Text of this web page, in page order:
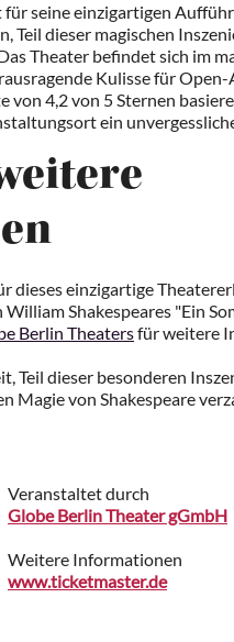
seine einzigartigen
Teil dieser magischen
Theater befindet sich im
Kulisse für
4,2 von 5 Sternen
ein
dieses einzigartige
Shakespeares "Ein
Berlin Theatersfür weitere
Teil dieser besonderen
Magie von Shakespeare
Veranstaltet durch
Globe Berlin Theater gGmbH
Weitere Informationen
www.ticketmaster.de